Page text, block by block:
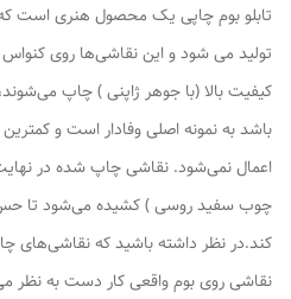
تابلو بوم چاپی یک محصول هنری است
تولید می شود و این نقاشی‌ها روی
کیفیت بالا (با جوهر ژاپنی ) چاپ
باشد به نمونه اصلی وفادار است و
اعمال نمی‌شود. نقاشی چاپ شده در
چوب سفید روسی ) کشیده می‌شود تا حس
کند.در نظر داشته باشید که نقاشی‌های
نقاشی روی بوم واقعی کار دست به نظر